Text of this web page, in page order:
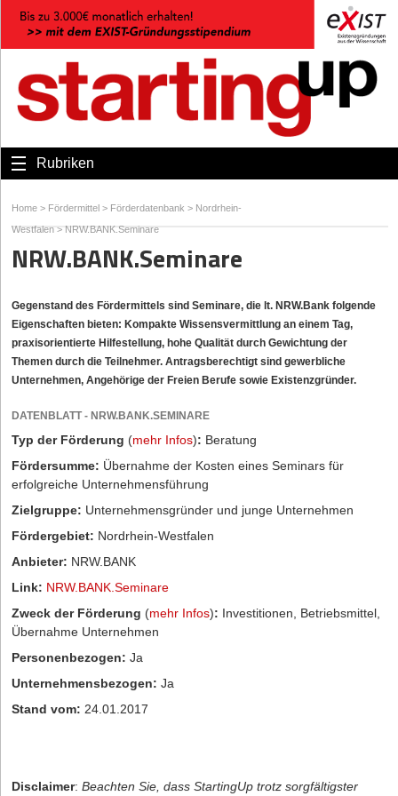
Rubriken
Home > Fördermittel > Förderdatenbank > Nordrhein-
Westfalen > NRW.BANK.Seminare
NRW.BANK.Seminare
Gegenstand des Fördermittels sind Seminare, die lt. NRW.Bank folgende
Eigenschaften bieten: Kompakte Wissensvermittlung an einem Tag,
praxisorientierte Hilfestellung, hohe Qualität durch Gewichtung der
Themen durch die Teilnehmer. Antragsberechtigt sind gewerbliche
Unternehmen, Angehörige der Freien Berufe sowie Existenzgründer.
DATENBLATT - NRW.BANK.SEMINARE
Typ der Förderung (mehr Infos): Beratung
Fördersumme: Übernahme der Kosten eines Seminars für
erfolgreiche Unternehmensführung
Zielgruppe: Unternehmensgründer und junge Unternehmen
Fördergebiet: Nordrhein-Westfalen
Anbieter: NRW.BANK
Link: NRW.BANK.Seminare
Zweck der Förderung (mehr Infos): Investitionen, Betriebsmittel,
Übernahme Unternehmen
Personenbezogen: Ja
Unternehmensbezogen: Ja
Stand vom: 24.01.2017
Disclaimer: Beachten Sie, dass StartingUp trotz sorgfältigster